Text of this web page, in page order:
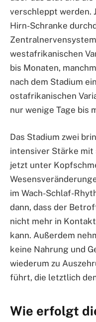
verschleppt werden.
Hirn-Schranke
westafrikanischen
bis Monaten,
nach dem Stadium
ostafrikanischen
nur wenige Tage bis
Das Stadium zwei
intensiver Stärke
jetzt unter
im Wach-Schlaf-
dann, dass der
nicht mehr in
kann. Außerdem
keine Nahrung und
wiederum zu
führt, die letztlich
Wie erfolgt